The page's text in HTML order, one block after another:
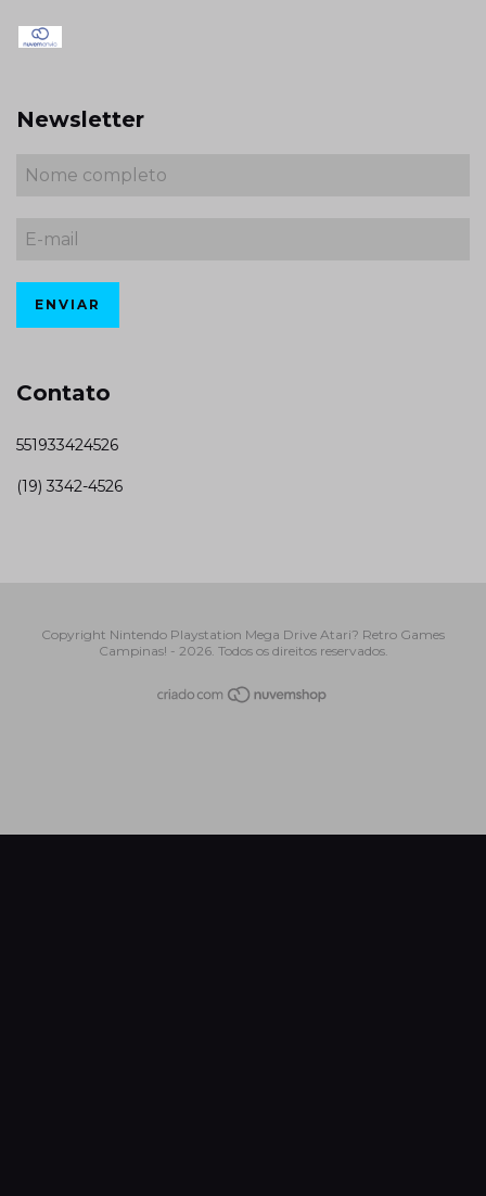
Newsletter
Contato
551933424526
(19) 3342-4526
Copyright Nintendo Playstation Mega Drive Atari? Retro Games
Campinas! - 2026. Todos os direitos reservados.